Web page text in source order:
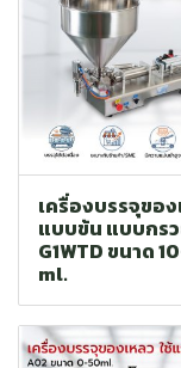
เครื่องบรรจุของ
แบบข้น แบบกร
G1WTD ขนาด
ml.